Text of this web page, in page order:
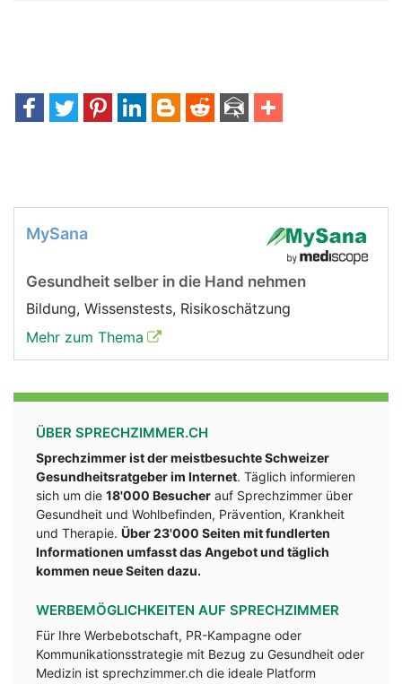
MySana
Gesundheit selber in die Hand nehmen
Bildung, Wissenstests, Risikoschätzung
Mehr zum Thema
ÜBER SPRECHZIMMER.CH
Sprechzimmer ist der meistbesuchte Schweizer
Gesundheitsratgeber im Internet. Täglich informieren
sich um die 18'000 Besucher auf Sprechzimmer über
Gesundheit und Wohlbefinden, Prävention, Krankheit
und Therapie. Über 23'000 Seiten mit fundlerten
Informationen umfasst das Angebot und täglich
kommen neue Seiten dazu.
WERBEMÖGLICHKEITEN AUF SPRECHZIMMER
Für Ihre Werbebotschaft, PR-Kampagne oder
Kommunikationsstrategie mit Bezug zu Gesundheit oder
Medizin ist sprechzimmer.ch die ideale Platform